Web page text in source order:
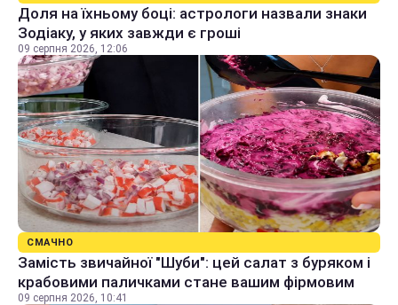
Доля на їхньому боці: астрологи назвали знаки
Зодіаку, у яких завжди є гроші
09 серпня 2026, 12:06
СМАЧНО
Замість звичайної "Шуби": цей салат з буряком і
крабовими паличками стане вашим фірмовим
09 серпня 2026, 10:41